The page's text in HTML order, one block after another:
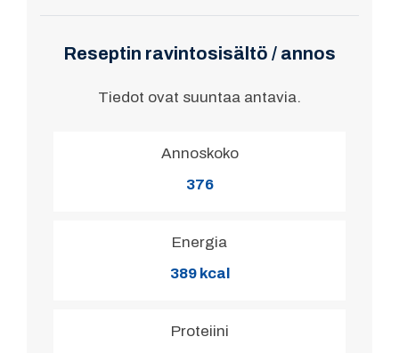
Reseptin ravintosisältö / annos
Tiedot ovat suuntaa antavia.
Annoskoko
376
Energia
389 kcal
Proteiini